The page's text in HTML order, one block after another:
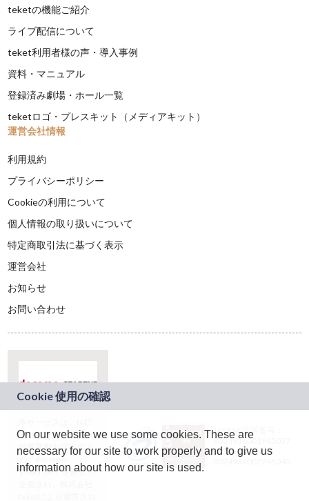
teketの機能ご紹介
ライブ配信について
teket利用者様の声・導入事例
資料・マニュアル
登録済み劇場・ホール一覧
teketロゴ・プレスキット（メディアキット）
運営会社情報
利用規約
プライバシーポリシー
Cookieの利用について
個人情報の取り扱いについて
特定商取引法に基づく表示
運営会社
お知らせ
お問い合わせ
ドコモグループの新
規事業創出プログラ
ム「docomo
STARTUP」を通じて
JASRAC許諾番号：
9024936001Y45037
JASRAC許諾番号：
On our website we use some cookies. These are
necessary for our site to work properly and to give us
information about how our site is used.